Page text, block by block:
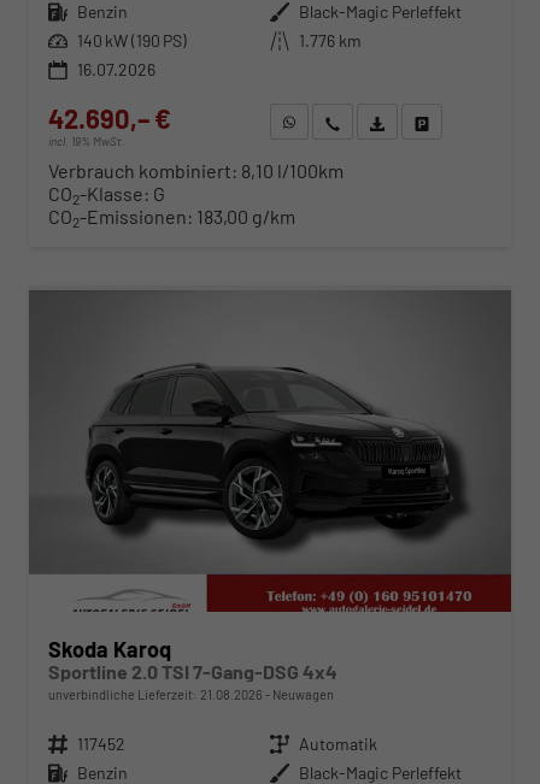
Kraftstoff Benzin Außenfarbe Black-Magic Perleffekt
Leistung 140 kW (190 PS) Kilometerstand 1.776 km
16.07.2026
42.690,– €
incl. 19% MwSt.
WhatsApp anfragen
Wir rufen Sie anFahrzeugexposé (PDF)
Verbrauch kombiniert: 8,10 l/100km
CO2-Klasse: G
CO2-Emissionen: 183,00 g/km
Skoda Karoq
Sportline 2.0 TSI 7-Gang-DSG 4x4
unverbindliche Lieferzeit: 21.08.2026 Neuwagen
Fahrzeugnr. 117452 Getriebe Automatik
Kraftstoff Benzin Außenfarbe Black-Magic Perleffekt